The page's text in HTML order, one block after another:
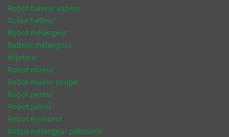
Robot cuiseur vapeur
Robot batteur
Robot mélangeur
Batteur mélangeur
Mijoteur
Robot mixeur
Robot mixeur soupe
Robot peseur
Robot pétrin
Robot éminceur
Robot mélangeur pâtisserie